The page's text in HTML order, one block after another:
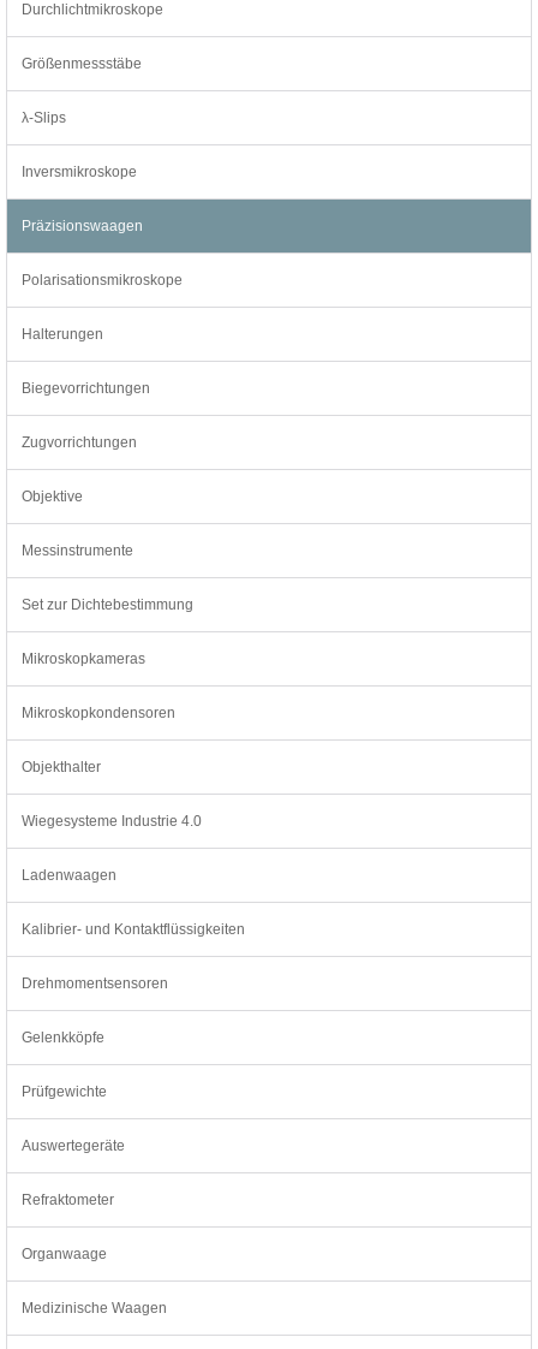
Durchlichtmikroskope
Größenmessstäbe
λ-Slips
Inversmikroskope
Präzisionswaagen
Polarisationsmikroskope
Halterungen
Biegevorrichtungen
Zugvorrichtungen
Objektive
Messinstrumente
Set zur Dichtebestimmung
Mikroskopkameras
Mikroskopkondensoren
Objekthalter
Wiegesysteme Industrie 4.0
Ladenwaagen
Kalibrier- und Kontaktflüssigkeiten
Drehmomentsensoren
Gelenkköpfe
Prüfgewichte
Auswertegeräte
Refraktometer
Organwaage
Medizinische Waagen